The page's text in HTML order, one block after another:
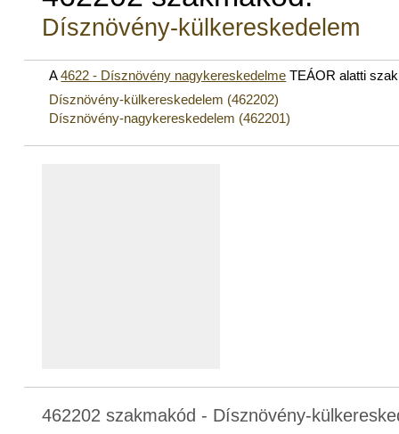
Dísznövény-külkereskedelem
A4622 - Dísznövény nagykereskedelme TEÁOR alatti
Dísznövény-külkereskedelem (462202)
Dísznövény-nagykereskedelem (462201)
462202 szakmakód - Dísznövény-